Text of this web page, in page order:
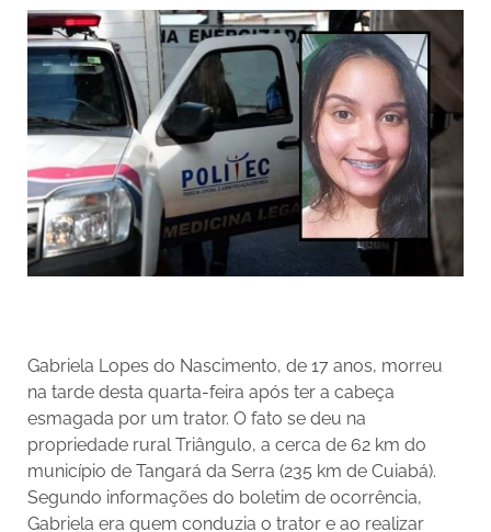
Gabriela Lopes do Nascimento, de 17 anos, morreu
na tarde desta quarta-feira após ter a cabeça
esmagada por um trator. O fato se deu na
propriedade rural Triângulo, a cerca de 62 km do
município de Tangará da Serra (235 km de Cuiabá).
Segundo informações do boletim de ocorrência,
Gabriela era quem conduzia o trator e ao realizar